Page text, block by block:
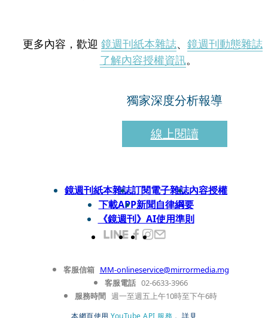
更多內容，歡迎 鏡週刊紙本雜誌、 鏡週刊動態雜誌
了解內容授權資訊。
獨家深度分析報導
線上閱讀
鏡週刊紙本雜誌訂閱電子雜誌內容授權
下載APP新聞自律綱要
《鏡週刊》AI使用準則
客服信箱 MM-onlineservice@mirrormedia.mg
客服電話 02-6633-3966
服務時間 週一至週五上午10時至下午6時
本網頁使用 YouTube API 服務 ， 詳見